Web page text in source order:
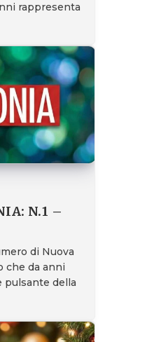
rappresenta
N.1 –
di Nuova
che da anni
pulsante della